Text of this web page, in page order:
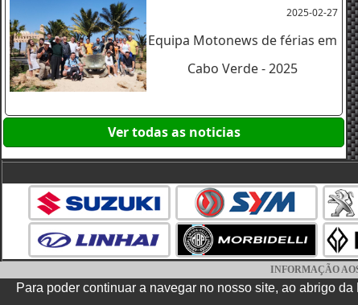
2025-02-27
Equipa Motonews de férias em
Cabo Verde - 2025
Ver todas as noticias
INFORMAÇÃO
O site www.consumidor.pt oferece a lista
Centro de Informação, Mediaçao e arbitragem de
Para poder continuar a navegar no nosso site, ao abrigo